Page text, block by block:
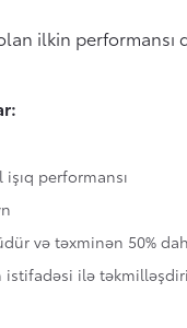
ilkin
performansı
və təxminən 50%
ilə